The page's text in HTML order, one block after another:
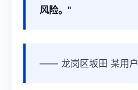
风险。"
—— 龙岗区坂田 某用户